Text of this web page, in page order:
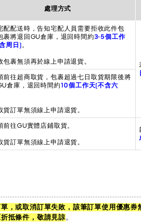
處理方式
配配送時，告知宅配人員需要拒收此件包
裹將退回GU倉庫，退回時間約3-5個工作
周日)。
包裹無須再於線上申請退貨。
前往超商取貨，包裹超過七日取貨期限後將
倉庫，退回時間約10個工作天(不含六
貨訂單無須線上申請退貨。
前往GU實體店鋪取貨。
貨訂單無須線上申請退貨。
，或取消訂單失敗，該筆訂單使用優惠
抵條件，敬請見諒。